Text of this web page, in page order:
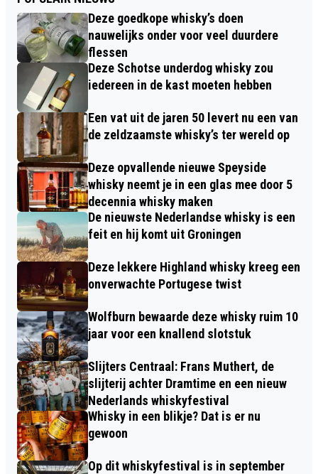
Deze goedkope whisky’s doen
nauwelijks onder voor veel duurdere
flessen
Deze Schotse underdog whisky zou
iedereen in de kast moeten hebben
Een vat uit de jaren 50 levert nu een van
de zeldzaamste whisky’s ter wereld op
Deze opvallende nieuwe Speyside
whisky neemt je in een glas mee door 5
decennia whisky maken
De nieuwste Nederlandse whisky is een
feit en hij komt uit Groningen
Deze lekkere Highland whisky kreeg een
onverwachte Portugese twist
Wolfburn bewaarde deze whisky ruim 10
jaar voor een knallend slotstuk
Slijters Centraal: Frans Muthert, de
slijterij achter Dramtime en een nieuw
Nederlands whiskyfestival
Whisky in een blikje? Dat is er nu
gewoon
Op dit whiskyfestival is in september